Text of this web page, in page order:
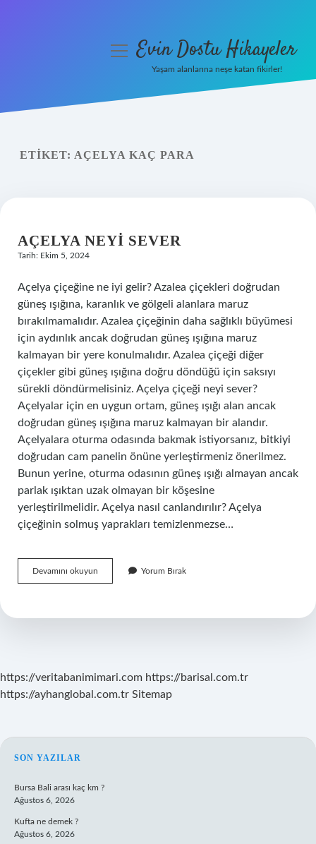
Yasal Uyarı
menüyüEvin Dostu Hikayeler
Yaşam alanlarına neşe katan fikirler!
ETIKET: AÇELYA KAÇ PARA
AÇELYA NEYI SEVER
Tarih: Ekim 5, 2024
Açelya çiçeğine ne iyi gelir? Azalea çiçekleri doğrudan
güneş ışığına, karanlık ve gölgeli alanlara maruz
bırakılmamalıdır. Azalea çiçeğinin daha sağlıklı büyümesi
için aydınlık ancak doğrudan güneş ışığına maruz
kalmayan bir yere konulmalıdır. Azalea çiçeği diğer
çiçekler gibi güneş ışığına doğru döndüğü için saksıyı
sürekli döndürmelisiniz. Açelya çiçeği neyi sever?
Açelyalar için en uygun ortam, güneş ışığı alan ancak
doğrudan güneş ışığına maruz kalmayan bir alandır.
Açelyalara oturma odasında bakmak istiyorsanız, bitkiyi
doğrudan cam panelin önüne yerleştirmeniz önerilmez.
Bunun yerine, oturma odasının güneş ışığı almayan ancak
parlak ışıktan uzak olmayan bir köşesine
yerleştirilmelidir. Açelya nasıl canlandırılır? Açelya
çiçeğinin solmuş yaprakları temizlenmezse…
Devamını okuyun
Neyi
Yorum Bırak
https://veritabanimimari.com https://barisal.com.tr
https://ayhanglobal.com.tr Sitemap
SIDEBAR
SON YAZILAR
Bursa Bali arası kaç km ?
Ağustos 6, 2026
Kufta ne demek ?
Ağustos 6, 2026